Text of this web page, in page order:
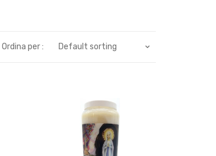
Ordina per : Default sorting